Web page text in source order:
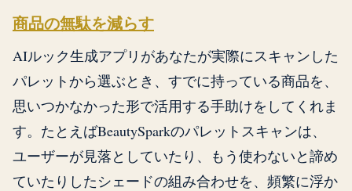
商品の無駄を減らす
AIルック生成アプリがあなたが実際にスキャンした
パレットから選ぶとき、すでに持っている商品を、
思いつかなかった形で活用する手助けをしてくれま
す。たとえばBeautySparkのパレットスキャンは、
ユーザーが見落としていたり、もう使わないと諦め
ていたりしたシェードの組み合わせを、頻繁に浮か